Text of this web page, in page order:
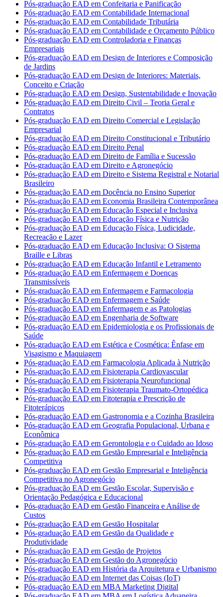
Pós-graduação EAD em Confeitaria e Panificação
Pós-graduação EAD em Contabilidade Internacional
Pós-graduação EAD em Contabilidade Tributária
Pós-graduação EAD em Contabilidade e Orçamento Público
Pós-graduação EAD em Controladoria e Finanças
Empresariais
Pós-graduação EAD em Design de Interiores e Composição
de Jardins
Pós-graduação EAD em Design de Interiores: Materiais,
Conceito e Criação
Pós-graduação EAD em Design, Sustentabilidade e Inovação
Pós-graduação EAD em Direito Civil – Teoria Geral e
Contratos
Pós-graduação EAD em Direito Comercial e Legislação
Empresarial
Pós-graduação EAD em Direito Constitucional e Tributário
Pós-graduação EAD em Direito Penal
Pós-graduação EAD em Direito de Família e Sucessão
Pós-graduação EAD em Direito e Agronegócio
Pós-graduação EAD em Direito e Sistema Registral e Notarial
Brasileiro
Pós-graduação EAD em Docência no Ensino Superior
Pós-graduação EAD em Economia Brasileira Contemporânea
Pós-graduação EAD em Educação Especial e Inclusiva
Pós-graduação EAD em Educação Física e Nutrição
Pós-graduação EAD em Educação Física, Ludicidade,
Recreação e Lazer
Pós-graduação EAD em Educação Inclusiva: O Sistema
Braille e Libras
Pós-graduação EAD em Educação Infantil e Letramento
Pós-graduação EAD em Enfermagem e Doenças
Transmissíveis
Pós-graduação EAD em Enfermagem e Farmacologia
Pós-graduação EAD em Enfermagem e Saúde
Pós-graduação EAD em Enfermagem e as Patologias
Pós-graduação EAD em Engenharia de Software
Pós-graduação EAD em Epidemiologia e os Profissionais de
Saúde
Pós-graduação EAD em Estética e Cosmética: Ênfase em
Visagismo e Maquiagem
Pós-graduação EAD em Farmacologia Aplicada à Nutrição
Pós-graduação EAD em Fisioterapia Cardiovascular
Pós-graduação EAD em Fisioterapia Neurofuncional
Pós-graduação EAD em Fisioterapia Traumato-Ortopédica
Pós-graduação EAD em Fitoterapia e Prescrição de
Fitoterápicos
Pós-graduação EAD em Gastronomia e a Cozinha Brasileira
Pós-graduação EAD em Geografia Populacional, Urbana e
Econômica
Pós-graduação EAD em Gerontologia e o Cuidado ao Idoso
Pós-graduação EAD em Gestão Empresarial e Inteligência
Competitiva
Pós-graduação EAD em Gestão Empresarial e Inteligência
Competitiva no Agronegócio
Pós-graduação EAD em Gestão Escolar, Supervisão e
Orientação Pedagógica e Educacional
Pós-graduação EAD em Gestão Financeira e Análise de
Custos
Pós-graduação EAD em Gestão Hospitalar
Pós-graduação EAD em Gestão da Qualidade e
Produtividade
Pós-graduação EAD em Gestão de Projetos
Pós-graduação EAD em Gestão do Agronegócio
Pós-graduação EAD em História da Arquitetura e Urbanismo
Pós-graduação EAD em Internet das Coisas (IoT)
Pós-graduação EAD em MBA Marketing Digital